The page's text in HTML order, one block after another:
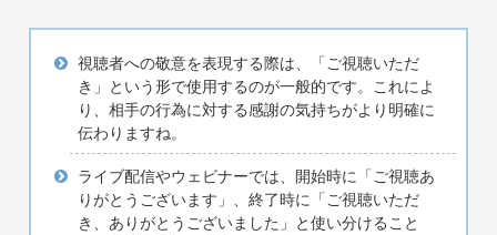
視聴者への敬意を表現する際は、「ご視聴いただ
き」という形で使用するのが一般的です。これによ
り、相手の行為に対する感謝の気持ちがより明確に
伝わりますね。
ライブ配信やウェビナーでは、開始時に「ご視聴あ
りがとうございます」、終了時に「ご視聴いただ
き、ありがとうございました」と使い分けること